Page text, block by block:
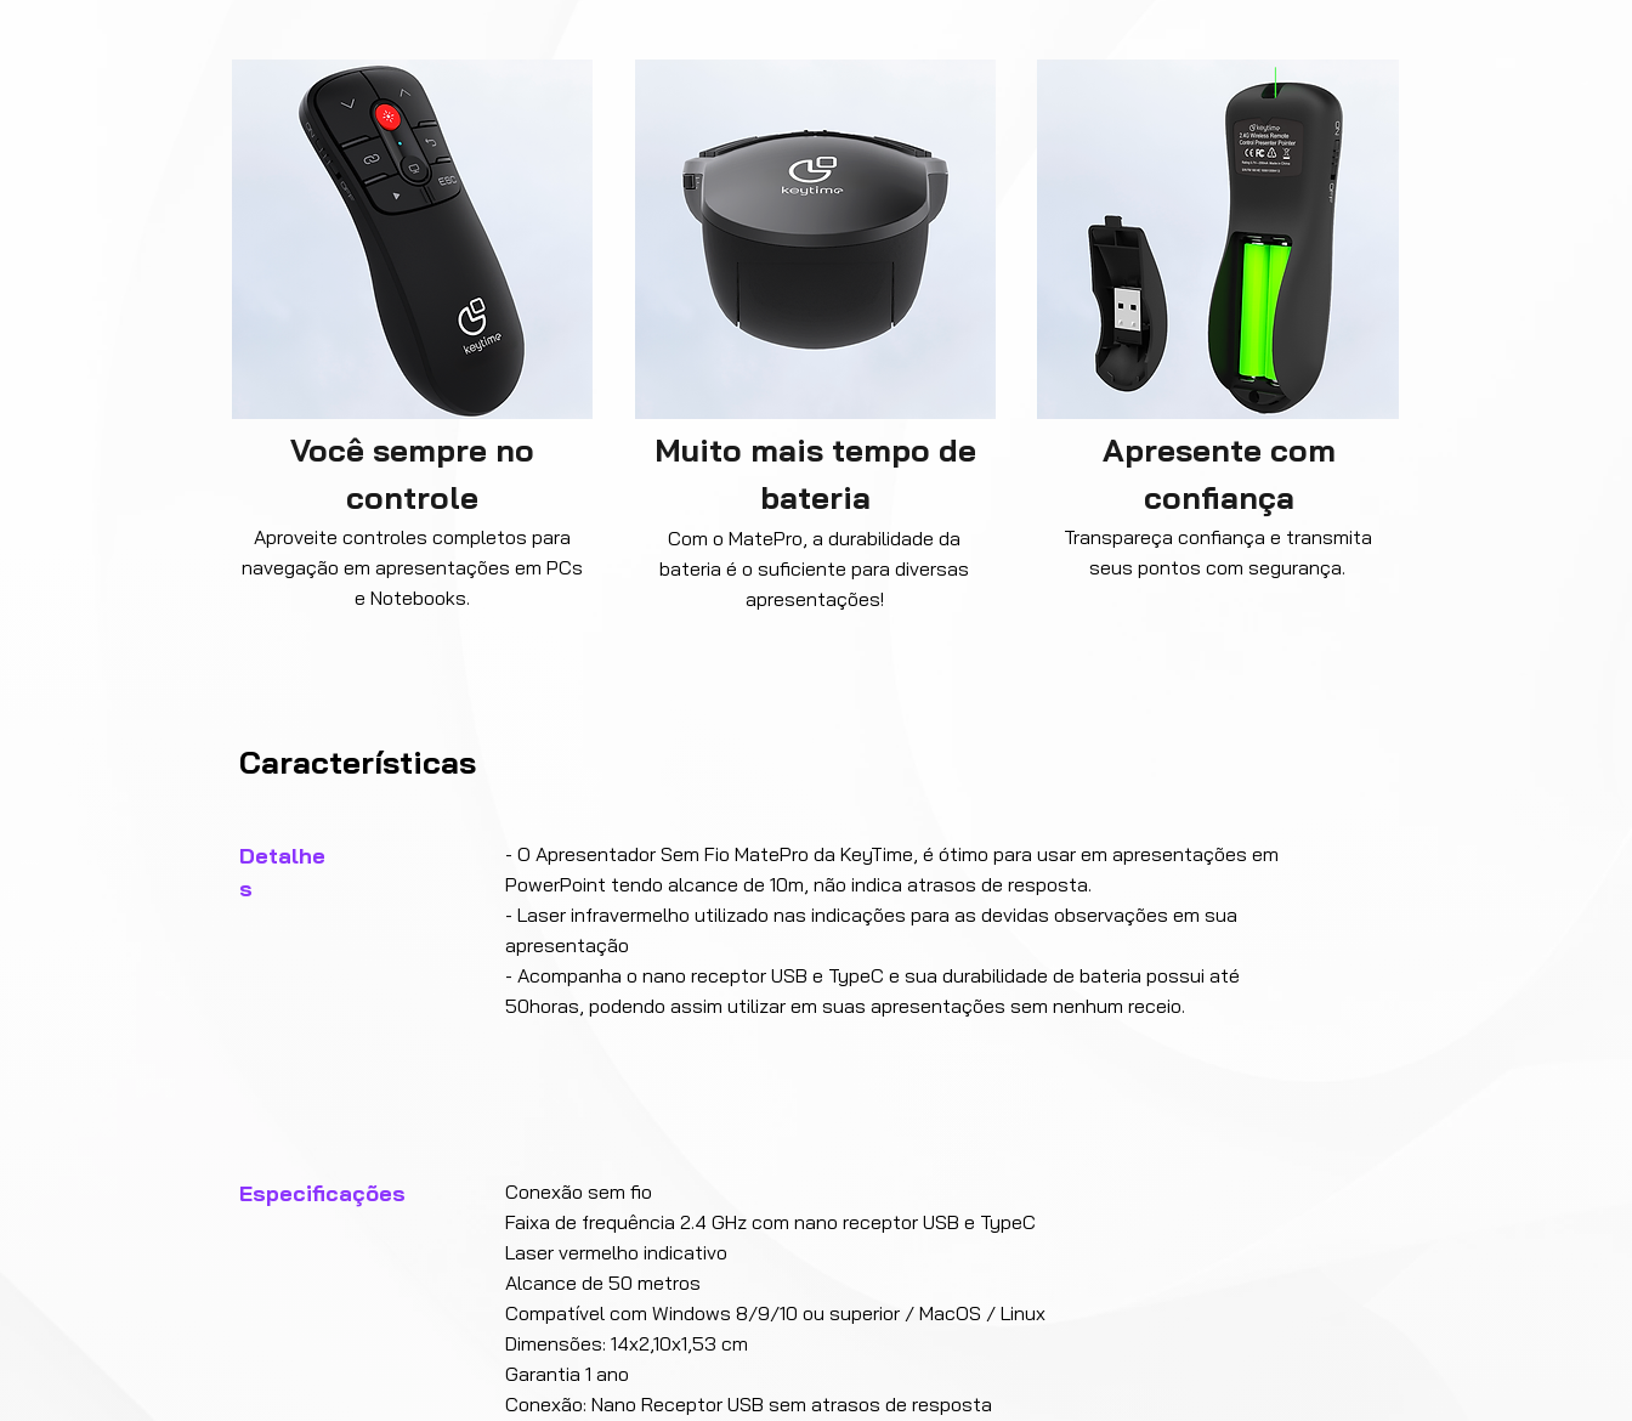
Você sempre no
controle
Aproveite controles completos para
navegação em apresentações em PCs
e Notebooks.
Muito mais tempo de
bateria
Com o MatePro, a durabilidade da
bateria é o suficiente para diversas
apresentações!
Apresente com
confiança
Transpareça confiança e transmita
seus pontos com segurança.
Características
Detalhe
s
- O Apresentador Sem Fio MatePro da KeyTime, é ótimo para usar em apresentações em
PowerPoint tendo alcance de 10m, não indica atrasos de resposta.
- Laser infravermelho utilizado nas indicações para as devidas observações em sua
apresentação
- Acompanha o nano receptor USB e TypeC e sua durabilidade de bateria possui até
50horas, podendo assim utilizar em suas apresentações sem nenhum receio.
Especificações
Conexão sem fio
Faixa de frequência 2.4 GHz com nano receptor USB e TypeC
Laser vermelho indicativo
Alcance de 50 metros
Compatível com Windows 8/9/10 ou superior / MacOS / Linux
Dimensões: 14x2,10x1,53 cm
Garantia 1 ano
Conexão: Nano Receptor USB sem atrasos de resposta